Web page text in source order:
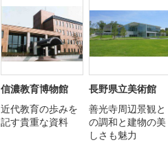
信濃教育博物館
近代教育の歩みを
記す貴重な資料
長野県立美術館
善光寺周辺景観と
の調和と建物の美
しさも魅力